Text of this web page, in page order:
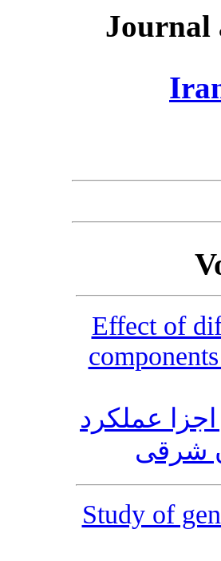
Journal
Effect of
عملکرد
شرقی
Study of